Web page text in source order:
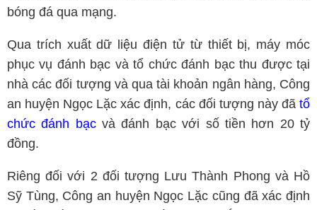
bóng đá qua mạng.
Qua trích xuất dữ liệu điện tử từ thiết bị, máy móc
phục vụ đánh bạc và tổ chức đánh bạc thu được tại
nhà các đối tượng và qua tài khoản ngân hàng, Công
an huyện Ngọc Lặc xác định, các đối tượng này đã tổ
chức đánh bạcvà đánh bạc với số tiền hơn 20 tỷ
đồng.
Riêng đối với 2 đối tượng Lưu Thành Phong và Hồ
Sỹ Tùng, Công an huyện Ngọc Lặc cũng đã xác định